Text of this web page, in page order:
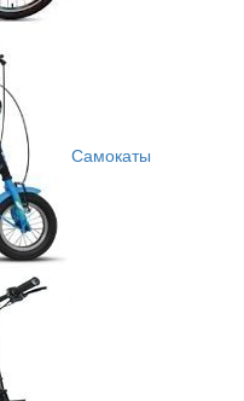
Самокаты